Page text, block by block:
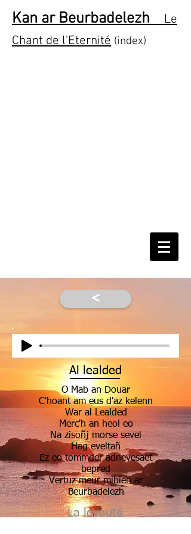
Kan ar Beurbadelezh
Le
Chant de l'Eternité (index)
<
Al lealded
O Mab an Douar
C'hoant am eus d'az kelenn
War al Lealded
Merc'h an heol eo
Na zisoñj morse sevel
Hag eveltañ
Ez eo tommder adnevesaet
bepred
Vertuz meur mibien ar
Beurbadelezh
La loyauté